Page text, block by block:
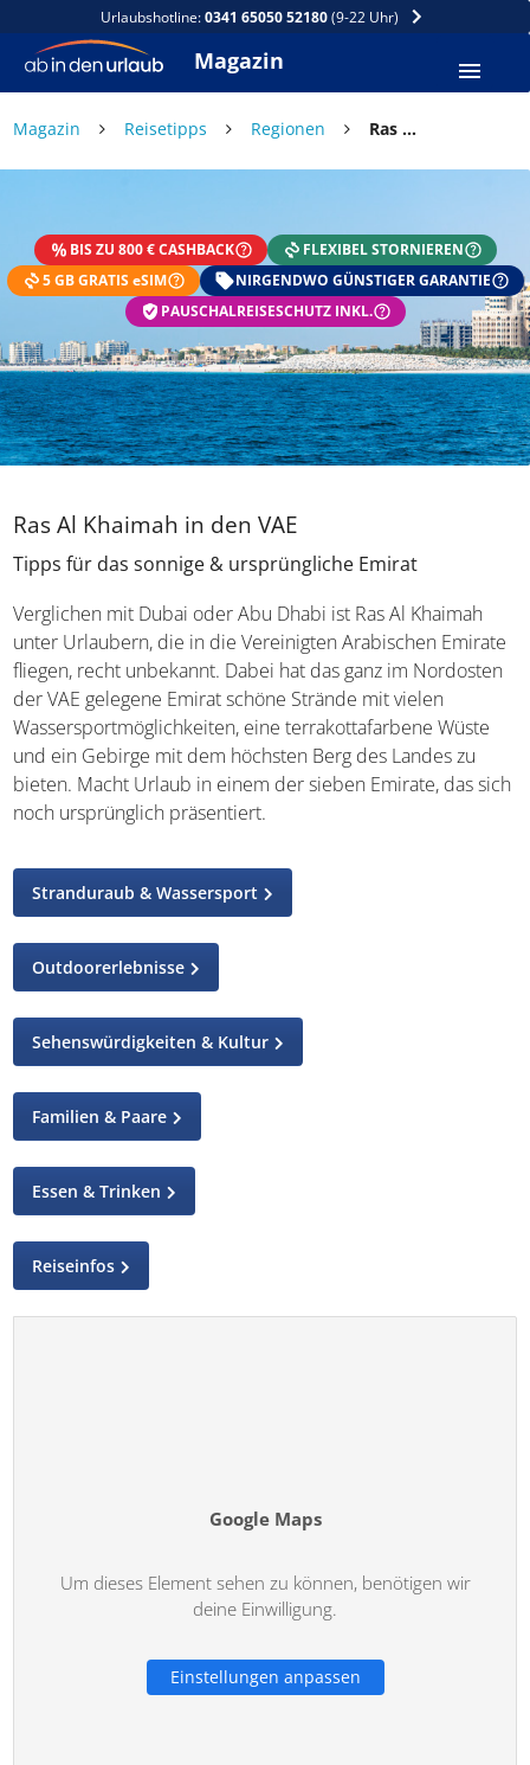
Urlaubshotline:0341 65050 52180(9-22 Uhr)
Magazin
Magazin Reisetipps Regionen Ras Al Khaimah in den VAE
BIS ZU 800 € CASHBACK
FLEXIBEL STORNIEREN
5 GB GRATIS eSIM
NIRGENDWO GÜNSTIGER GARANTIE
PAUSCHALREISESCHUTZ INKL.
Ras Al Khaimah in den VAE
Tipps für das sonnige & ursprüngliche Emirat
Verglichen mit Dubai oder Abu Dhabi ist Ras Al Khaimah
unter Urlaubern, die in die Vereinigten Arabischen Emirate
fliegen, recht unbekannt. Dabei hat das ganz im Nordosten
der VAE gelegene Emirat schöne Strände mit vielen
Wassersportmöglichkeiten, eine terrakottafarbene Wüste
und ein Gebirge mit dem höchsten Berg des Landes zu
bieten. Macht Urlaub in einem der sieben Emirate, das sich
noch ursprünglich präsentiert.
Stranduraub & Wassersport
Outdoorerlebnisse
Sehenswürdigkeiten & Kultur
Familien & Paare
Essen & Trinken
Reiseinfos
Google Maps
Um dieses Element sehen zu können, benötigen wir
deine Einwilligung.
Einstellungen anpassen